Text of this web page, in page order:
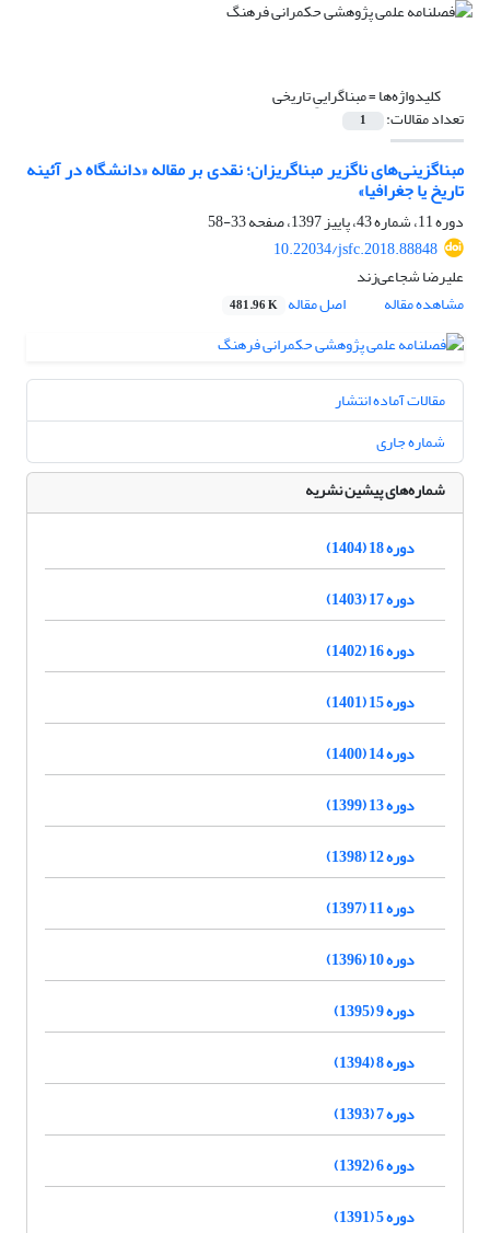
کلیدواژه‌ها =مبناگراییِ تاریخی
تعداد مقالات: 1
مبناگزینی‌های ناگزیر مبناگریزان؛ نقدی بر مقاله «دانشگاه در آئینه
تاریخ یا جغرافیا»
دوره 11، شماره 43، پاییز 1397، صفحه
33-58
10.22034/jsfc.2018.88848
علیرضا شجاعی‌زند
مشاهده مقاله
اصل مقاله 481.96 K
مقالات آماده انتشار
شماره جاری
شماره‌های پیشین نشریه
دوره 18 (1404)
دوره 17 (1403)
دوره 16 (1402)
دوره 15 (1401)
دوره 14 (1400)
دوره 13 (1399)
دوره 12 (1398)
دوره 11 (1397)
دوره 10 (1396)
دوره 9 (1395)
دوره 8 (1394)
دوره 7 (1393)
دوره 6 (1392)
دوره 5 (1391)